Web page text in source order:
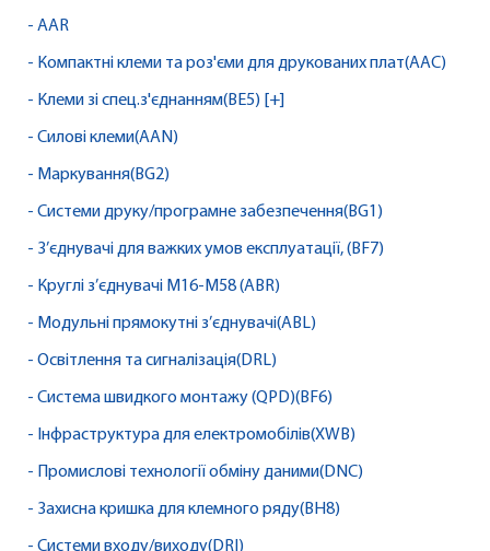
- AAR
- Компактні клеми та роз'єми для друкованих плат(AAC)
- Клеми зі спец.з'єднанням(BE5) [+]
- Силові клеми(AAN)
- Маркування(BG2)
- Системи друку/програмне забезпечення(BG1)
- З’єднувачі для важких умов експлуатації, (BF7)
- Круглі з’єднувачі M16-M58 (ABR)
- Модульні прямокутні з’єднувачі(ABL)
- Освітлення та сигналізація(DRL)
- Система швидкого монтажу (QPD)(BF6)
- Інфраструктура для електромобілів(XWB)
- Промислові технології обміну даними(DNC)
- Захисна кришка для клемного ряду(BH8)
- Системи входу/виходу(DRI)